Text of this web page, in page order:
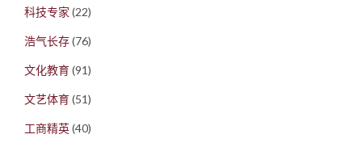
科技专家 (22)
浩气长存(76)
文化教育(91)
文艺体育(51)
工商精英(40)